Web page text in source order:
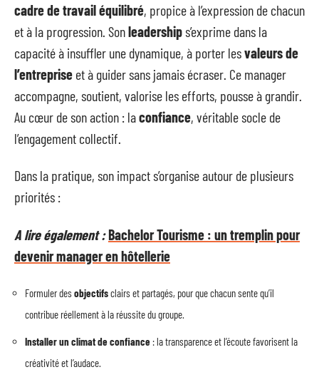
cadre de travail équilibré, propice à l’expression de chacun
et à la progression. Sonleaderships’exprime dans la
capacité à insuffler une dynamique, à porter lesvaleurs de
l’entreprise et à guider sans jamais écraser. Ce manager
accompagne, soutient, valorise les efforts, pousse à grandir.
Au cœur de son action : laconfiance, véritable socle de
l’engagement collectif.
Dans la pratique, son impact s’organise autour de plusieurs
priorités :
A lire également :Bachelor Tourisme : un tremplin pour
devenir manager en hôtellerie
Formuler des objectifsclairs et partagés, pour que chacun sente qu’il
contribue réellement à la réussite du groupe.
Installer un climat de confiance : la transparence et l’écoute favorisent la
créativité et l’audace.